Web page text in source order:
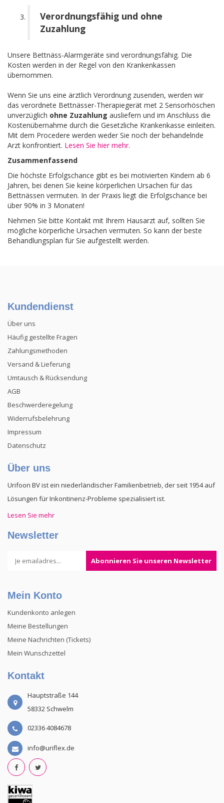
Verordnungsfähig und ohne
Zuzahlung
Unsere Bettnäss-Alarmgeräte sind verordnungsfähig. Die
Kosten werden in der Regel von den Krankenkassen
übernommen.
Wenn Sie uns eine ärztlich Verordnung zusenden, werden wir
das verordnete Bettnässer-Therapiegerät met 2 Sensorhöschen
unverzüglich ohne Zuzahlung ausliefern und im Anschluss die
Kostenübernahme durch die Gesetzliche Krankenkasse einleiten.
Mit dem Procedere werden weder Sie noch der behandelnde
Arzt konfrontiert. Lesen Sie hier mehr.
Zusammenfassend
Die höchste Erfolgschance gibt es bei motivierten Kindern ab 6
Jahren, bei denen Sie keine körperlichen Ursachen für das
Bettnässen vermuten. In der Praxis liegt die Erfolgschance bei
über 90% in 3 Monaten!
Nehmen Sie bitte Kontakt mit Ihrem Hausarzt auf, sollten Sie
mögliche körperliche Ursachen vermuten. So kann der beste
Behandlungsplan für Sie aufgestellt werden.
Kundendienst
Über uns
Häufig gestellte Fragen
Zahlungsmethoden
Versand & Lieferung
Umtausch & Rücksendung
AGB
Beschwerderegelung
Widerrufsbelehrung
Impressum
Datenschutz
Über uns
Urifoon BV ist ein niederländischer Familienbetrieb, der seit 1954 auf
Lösungen für Inkontinenz-Probleme spezialisiert ist.
Lesen Sie mehr
Newsletter
Abonnieren Sie unseren Newsletter
Mein Konto
Kundenkonto anlegen
Meine Bestellungen
Meine Nachrichten (Tickets)
Mein Wunschzettel
Kontakt
Hauptstraße 144
58332 Schwelm
02336 4084678
info@uriflex.de